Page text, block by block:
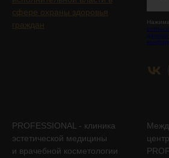
сфере охраны здоровья
граждан
данных
PROFESSIONAL - клиника
эстетической медицины
и врачебной косметологии